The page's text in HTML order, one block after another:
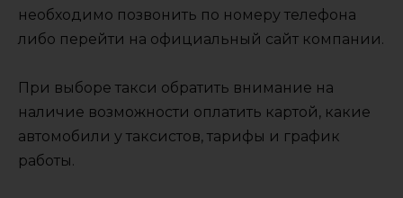
необходимо позвонить по номеру телефона
либо перейти на официальный сайт компании.
При выборе такси обратить внимание на
наличие возможности оплатить картой, какие
автомобили у таксистов, тарифы и график
работы.